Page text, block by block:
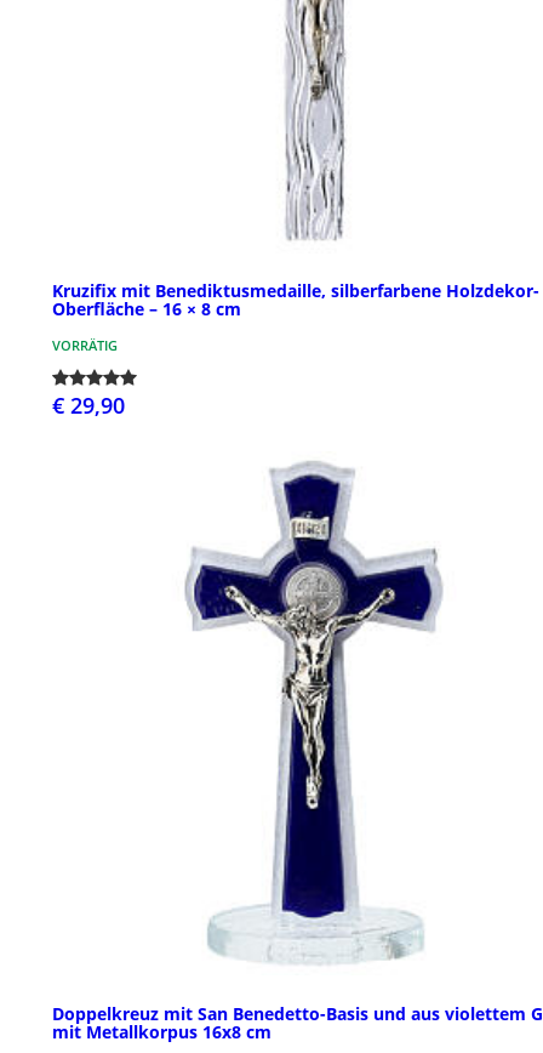
Kruzifix mit Benediktusmedaille, silberfarbene Holzdekor-
Oberfläche – 16 × 8 cm
VORRÄTIG
€ 29,90
Doppelkreuz mit San Benedetto-Basis und aus violettem
mit Metallkorpus 16x8 cm